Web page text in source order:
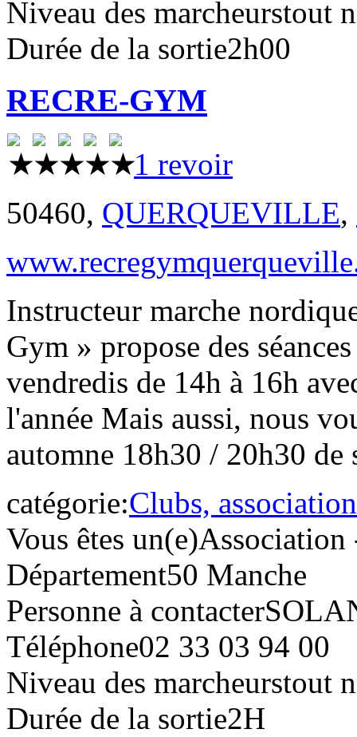
Niveau des marcheurstout
Durée de la sortie2h00
RECRE-GYM
1 revoir
50460, QUERQUEVILLE,
Instructeur marche
Gym » propose des
vendredis de 14h à 16h
l'année Mais aussi, nous
automne 18h30 / 20h30 de
catégorie:Clubs,
Vous êtes un(e)Association
Département50 Manche
Personne à contacter
Téléphone02 33 03 94 00
Niveau des marcheurstout
Durée de la sortie2H